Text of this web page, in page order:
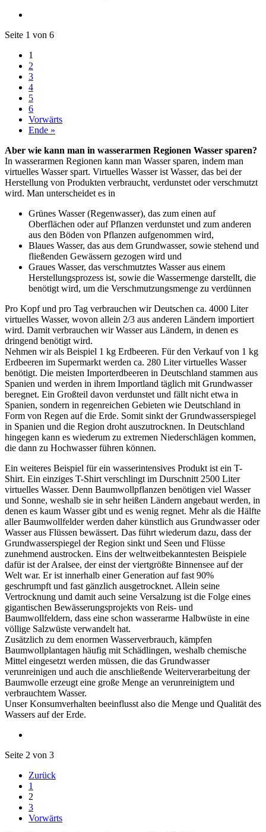
Seite 1 von 6
1
2
3
4
5
6
Vorwärts
Ende »
Aber wie kann man in wasserarmen Regionen Wasser sparen?
In wasserarmen Regionen kann man Wasser sparen, indem man
virtuelles Wasser spart. Virtuelles Wasser ist Wasser, das bei der
Herstellung von Produkten verbraucht, verdunstet oder verschmutzt
wird. Man unterscheidet es in
Grünes Wasser (Regenwasser), das zum einen auf
Oberflächen oder auf Pflanzen verdunstet und zum anderen
aus den Böden von Pflanzen aufgenommen wird,
Blaues Wasser, das aus dem Grundwasser, sowie stehend und
fließenden Gewässern gezogen wird und
Graues Wasser, das verschmutztes Wasser aus einem
Herstellungsprozess ist, sowie die Wassermenge darstellt, die
benötigt wird, um die Verschmutzungsmenge zu verdünnen
Pro Kopf und pro Tag verbrauchen wir Deutschen ca. 4000 Liter
virtuelles Wasser, wovon allein 2/3 aus anderen Ländern importiert
wird. Damit verbrauchen wir Wasser aus Ländern, in denen es
dringend benötigt wird.
Nehmen wir als Beispiel 1 kg Erdbeeren. Für den Verkauf von 1 kg
Erdbeeren im Supermarkt werden ca. 280 Liter virtuelles Wasser
benötigt. Die meisten Importerdbeeren in Deutschland stammen aus
Spanien und werden in ihrem Importland täglich mit Grundwasser
beregnet. Ein Großteil davon verdunstet und fällt nicht etwa in
Spanien, sondern in regenreichen Gebieten wie Deutschland in
Form von Regen auf die Erde. Somit sinkt der Grundwasserspiegel
in Spanien und die Region droht auszutrocknen. In Deutschland
hingegen kann es wiederum zu extremen Niederschlägen kommen,
die dann zu Hochwasser führen können.
Ein weiteres Beispiel für ein wasserintensives Produkt ist ein T-
Shirt. Ein einziges T-Shirt verschlingt im Durschnitt 2500 Liter
virtuelles Wasser. Denn Baumwollpflanzen benötigen viel Wasser
und Sonne, weshalb sie in sehr heißen Ländern angebaut werden, in
denen es kaum Wasser gibt und es wenig regnet. Mehr als die Hälfte
aller Baumwollfelder werden daher künstlich aus Grundwasser oder
Wasser aus Flüssen bewässert. Das führt wiederum dazu, dass der
Grundwasserspiegel der Region sinkt und Seen und Flüsse
zunehmend austrocken. Eins der weltweitbekanntesten Beispiele
dafür ist der Aralsee, der einst der viertgrößte Binnensee auf der
Welt war. Er ist innerhalb einer Generation auf fast 90%
geschrumpft und fast gänzlich ausgetrocknet. Allein seine
Vertrocknung und damit auch seine Versalzung ist die Folge eines
gigantischen Bewässerungsprojekts von Reis- und
Baumwollfeldern, dass eine schon wasserarme Halbwüste in eine
völlige Salzwüste verwandelt hat.
Zusätzlich zu dem enormen Wasserverbrauch, kämpfen
Baumwollplantagen häufig mit Schädlingen, weshalb chemische
Mittel eingesetzt werden müssen, die das Grundwasser
verunreinigen und auch die anschließende Weiterverarbeitung der
Baumwolle erzeugt eine große Menge an verunreinigtem und
verbrauchtem Wasser.
Unser Konsumverhalten beeinflusst also die Menge und Qualität des
Wassers auf der Erde.
Seite 2 von 3
Zurück
1
2
3
Vorwärts